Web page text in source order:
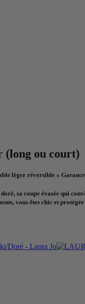
(long ou court)
léger réversible «
sa coupe évasée qui
vous êtes chic et protégée